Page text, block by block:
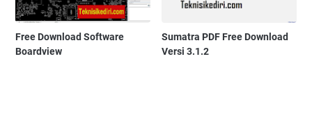
Free Download Software
Boardview
Sumatra PDF Free Download
Versi 3.1.2